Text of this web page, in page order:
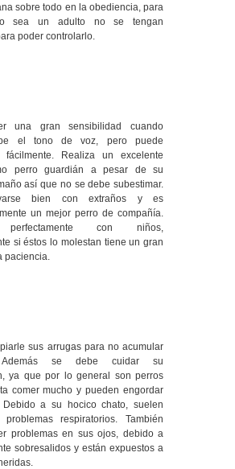
sobre todo en la obediencia, para
sea un adulto no se tengan
poder controlarlo.
una gran sensibilidad cuando
el tono de voz, pero puede
fácilmente. Realiza un excelente
perro guardián a pesar de su
así que no se debe subestimar.
bien con extraños y es
un mejor perro de compañía.
perfectamente con niños,
si éstos lo molestan tiene un gran
paciencia.
sus arrugas para no acumular
Además se debe cuidar su
ya que por lo general son perros
comer mucho y pueden engordar
Debido a su hocico chato, suelen
problemas respiratorios. También
problemas en sus ojos, debido a
sobresalidos y están expuestos a